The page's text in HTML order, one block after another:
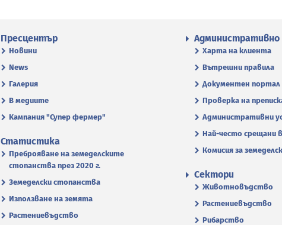
Пресцентър
Новини
News
Галерия
В медиите
Кампания "Супер фермер"
Административно
Харта на клиента
Вътрешни правила
Документен портал
Проверка на
Административни
Най-често срещани
Комисия за
Статистика
Преброяване на земеделските
стопанства през 2020 г.
Земеделски стопанства
Използване на земята
Растениевъдство
Сектори
Животновъдство
Растениевъдство
Рибарство